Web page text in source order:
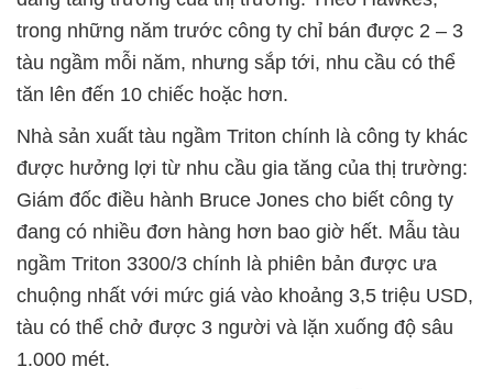
trong những năm trước công ty chỉ bán được 2 – 3
tàu ngầm mỗi năm, nhưng sắp tới, nhu cầu có thể
tăn lên đến 10 chiếc hoặc hơn.
Nhà sản xuất tàu ngầm Triton chính là công ty khác
được hưởng lợi từ nhu cầu gia tăng của thị trường:
Giám đốc điều hành Bruce Jones cho biết công ty
đang có nhiều đơn hàng hơn bao giờ hết. Mẫu tàu
ngầm Triton 3300/3 chính là phiên bản được ưa
chuộng nhất với mức giá vào khoảng 3,5 triệu USD,
tàu có thể chở được 3 người và lặn xuống độ sâu
1.000 mét.